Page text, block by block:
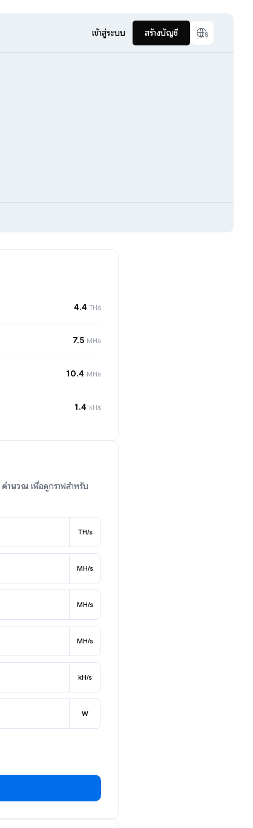
เข้าสู่ระบบ สร้างบัญชี
4.4 TH/s
7.5 MH/s
10.4 MH/s
1.4 kH/s
คำนวณ เพื่อดูกราฟสำหรับ
TH/s
MH/s
MH/s
MH/s
kH/s
W